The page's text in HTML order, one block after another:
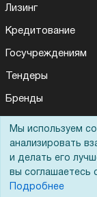
Лизинг
Кредитование
Госучреждениям
Тендеры
Бренды
Помощь
Мы используем
анализировать
и делать его
вы соглашаетесь
Подробнее